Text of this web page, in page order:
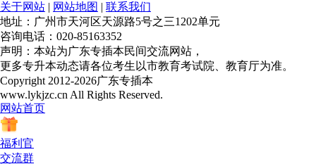
关于网站 | 网站地图 | 联系我们
地址：广州市天河区天源路5号之三1202单元
咨询电话：020-85163352
声明：本站为广东专插本民间交流网站，
更多专升本动态请各位考生以市教育考试院、教育厅为准。
Copyright 2012-2026广东专插本
www.lykjzc.cn All Rights Reserved.
网站首页
福利官
交流群